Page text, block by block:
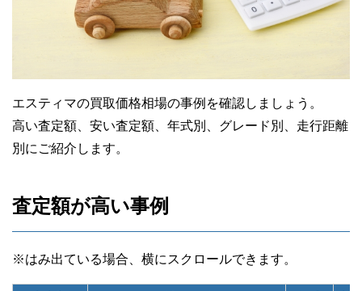
エスティマの買取価格相場の事例を確認しましょう。
高い査定額、安い査定額、年式別、グレード別、走行距離
別にご紹介します。
査定額が高い事例